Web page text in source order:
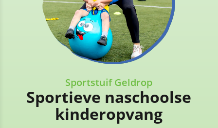
Sportstuif Geldrop
Sportieve naschoolse
kinderopvang